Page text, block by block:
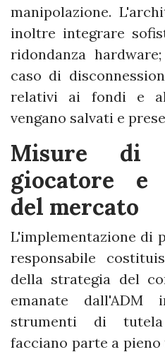
manipolazione.
inoltre integrare
ridondanza
caso di
relativi ai fondi e
vengano salvati e
Misure di
giocatore e
del mercato
L'implementazione di
responsabile
della strategia del
emanate dall'ADM
strumenti di
facciano parte a